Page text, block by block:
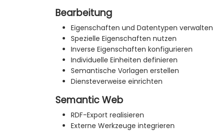
Bearbeitung
Eigenschaften und Datentypen verwalten
Spezielle Eigenschaften nutzen
Inverse Eigenschaften konfigurieren
Individuelle Einheiten definieren
Semantische Vorlagen erstellen
Diensteverweise einrichten
Semantic Web
RDF-Export realisieren
Externe Werkzeuge integrieren